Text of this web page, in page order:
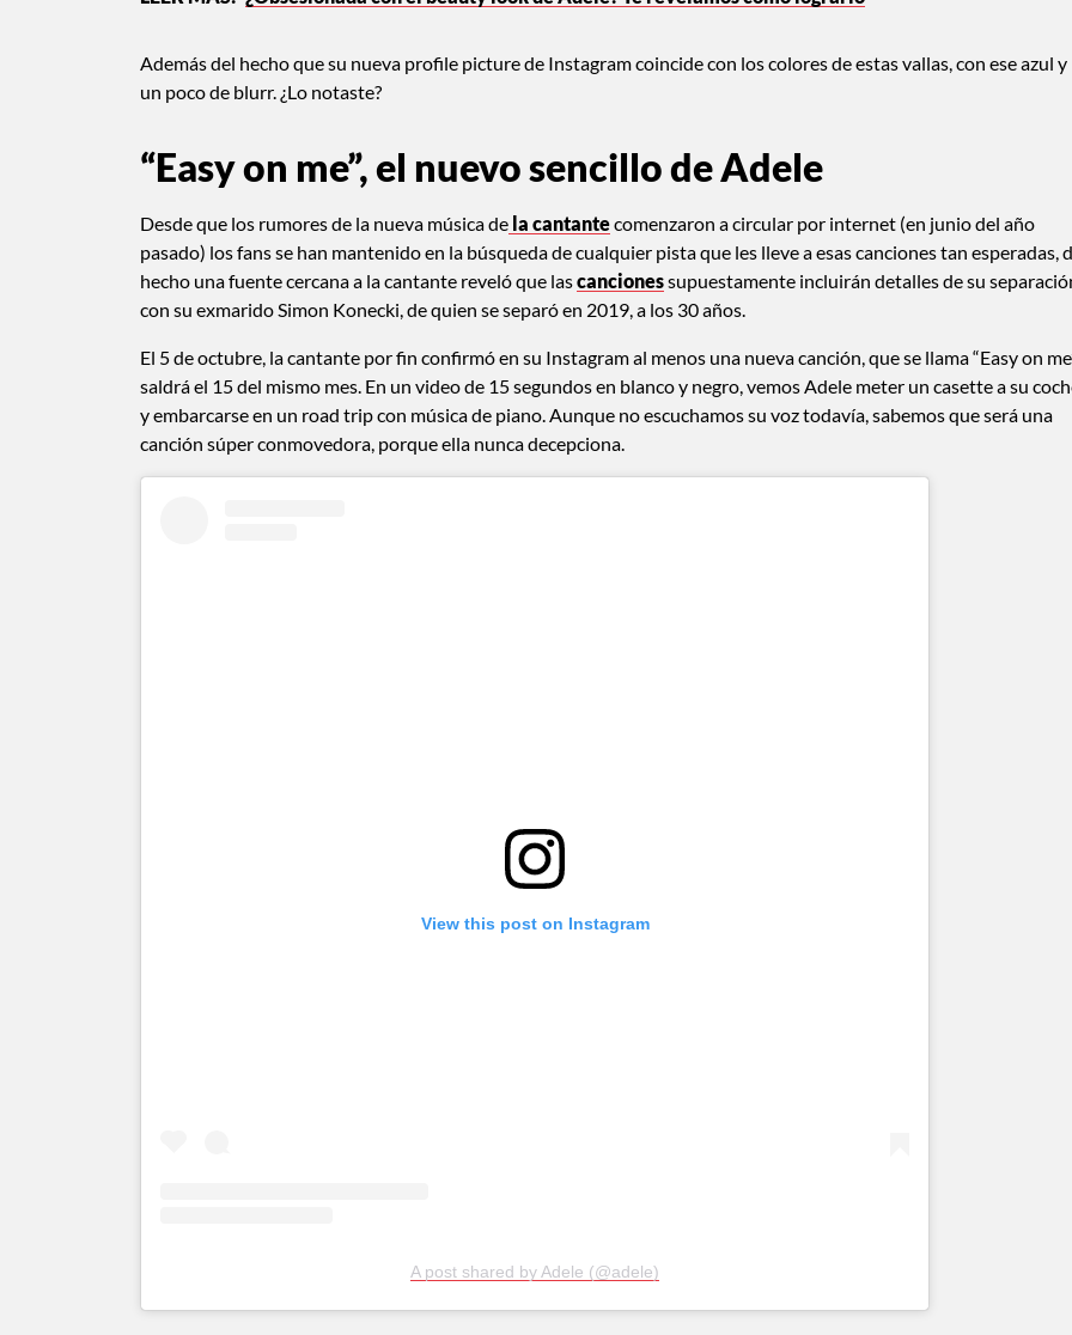
Además del hecho que su nueva profile picture de Instagram coincide con los colores de estas vallas, con ese azul y
un poco de blurr. ¿Lo notaste?
“Easy on me”, el nuevo sencillo de Adele
Desde que los rumores de la nueva música de la cantantecomenzaron a circular por internet (en junio del año
pasado) los fans se han mantenido en la búsqueda de cualquier pista que les lleve a esas canciones tan esperadas,
hecho una fuente cercana a la cantante reveló que lascancionessupuestamente incluirán detalles de su
con su exmarido Simon Konecki, de quien se separó en 2019, a los 30 años.
El 5 de octubre, la cantante por fin confirmó en su Instagram al menos una nueva canción, que se llama “Easy on
saldrá el 15 del mismo mes. En un video de 15 segundos en blanco y negro, vemos Adele meter un casette a su
y embarcarse en un road trip con música de piano. Aunque no escuchamos su voz todavía, sabemos que será una
canción súper conmovedora, porque ella nunca decepciona.
View this post on Instagram
A post shared by Adele (@adele)